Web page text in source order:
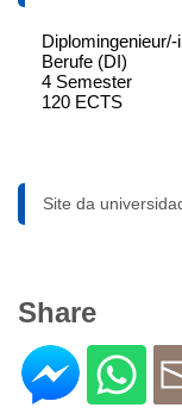
Berufe (DI)
4 Semester
120 ECTS
Site da
Share